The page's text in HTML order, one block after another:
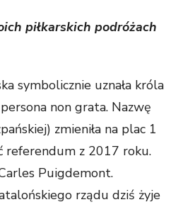
piłkarskich podróżach
symbolicznie uznała króla
non grata. Nazwę
zmieniła na plac 1
referendum z 2017 roku.
Puigdemont.
rządu dziś żyje